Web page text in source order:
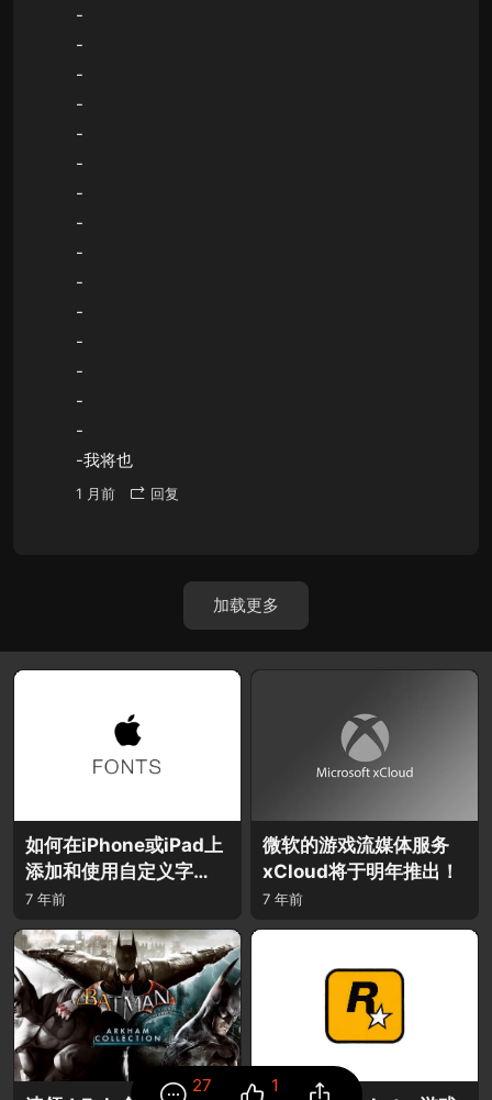
-
-
-
-
-
-
-
-
-
-
-
-
-
-
-
-我将也
1 月前 回复
加载更多
如何在iPhone或iPad上
添加和使用自定义字
体？
7 年前
微软的游戏流媒体服务
xCloud将于明年推出！
7 年前
27 1